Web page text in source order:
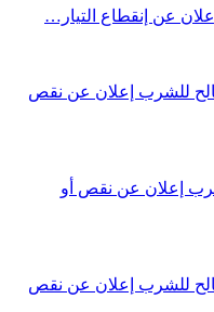
عن إنقطاع التيار…
للشرب إعلان عن نقص
إعلان عن نقص أو
للشرب إعلان عن نقص